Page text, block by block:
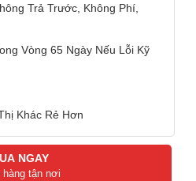
Trả Trước, Không Phí,
Vòng 65 Ngày Nếu Lỗi Kỹ
Khác Rẻ Hơn
NGAY
hàng tận nơi